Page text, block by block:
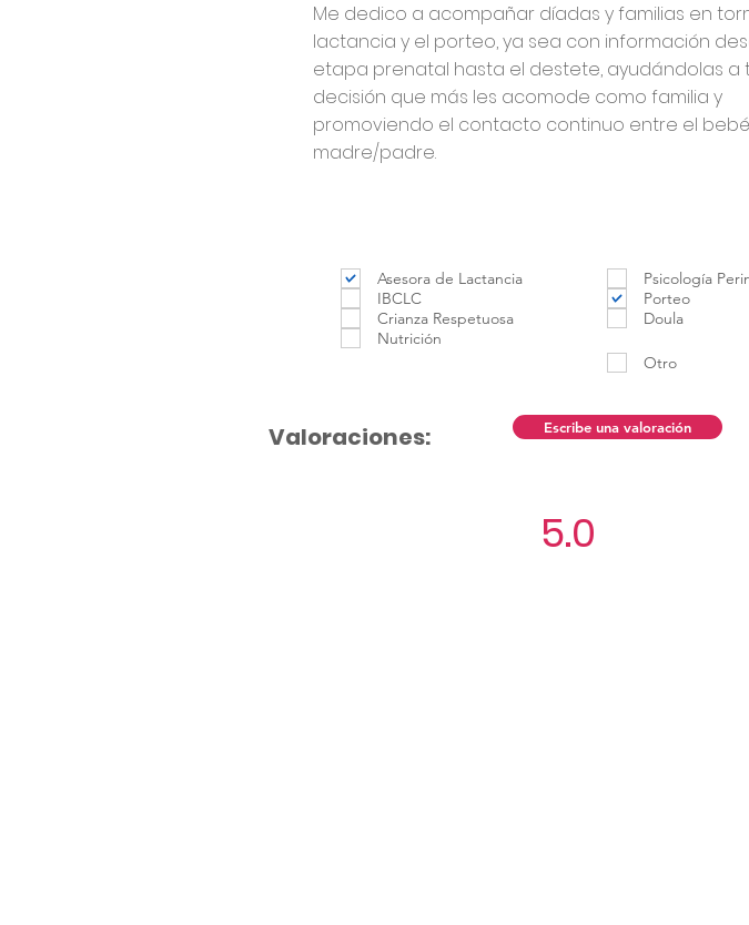
Me dedico a acompañar díadas y familias en
lactancia y el porteo, ya sea con información
etapa prenatal hasta el destete, ayudándolas a
decisión que más les acomode como familia y
promoviendo el contacto continuo entre el
madre/padre.
Asesora de Lactancia
IBCLC
Crianza Respetuosa
Nutrición
Psicología
Porteo
Doula
Otro
Valoraciones: Escribe una valoración
5.0